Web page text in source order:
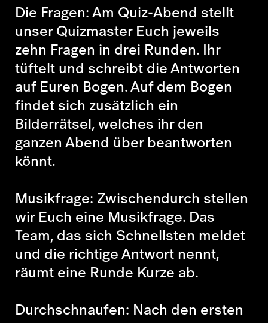
Die Fragen: Am Quiz-Abend stellt
unser Quizmaster Euch jeweils
zehn Fragen in drei Runden. Ihr
tüftelt und schreibt die Antworten
auf Euren Bogen. Auf dem Bogen
findet sich zusätzlich ein
Bilderrätsel, welches ihr den
ganzen Abend über beantworten
könnt.
Musikfrage: Zwischendurch stellen
wir Euch eine Musikfrage. Das
Team, das sich Schnellsten meldet
und die richtige Antwort nennt,
räumt eine Runde Kurze ab.
Durchschnaufen: Nach den ersten